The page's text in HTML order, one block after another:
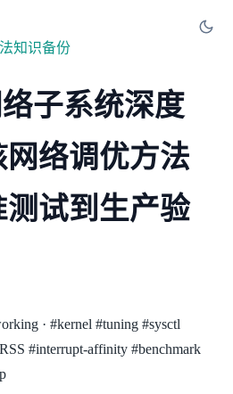
知识备份
子系统深度
络调优方法
试到生产验
· #kernel #tuning #sysctl
#interrupt-affinity #benchmark